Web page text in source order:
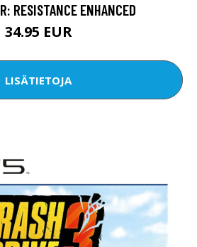
RESISTANCE ENHANCED
34.95 EUR
LISÄTIETOJA